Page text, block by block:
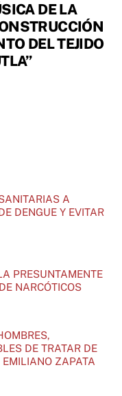
DE LA
DEL TEJIDO
A
DENGUE Y EVITAR
PRESUNTAMENTE
NARCÓTICOS
DE TRATAR DE
ZAPATA